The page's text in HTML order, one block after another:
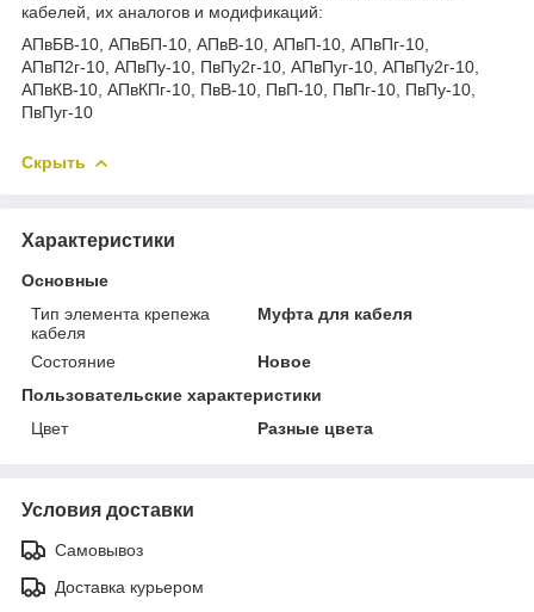
кабелей, их аналогов и модификаций:
АПвБВ-10, АПвБП-10, АПвВ-10, АПвП-10, АПвПг-10,
АПвП2г-10, АПвПу-10, ПвПу2г-10, АПвПуг-10, АПвПу2г-10,
АПвКВ-10, АПвКПг-10, ПвВ-10, ПвП-10, ПвПг-10, ПвПу-10,
ПвПуг-10
Скрыть
Характеристики
Основные
Тип элемента крепежа
кабеля
Муфта для кабеля
Состояние
Новое
Пользовательские характеристики
Цвет
Разные цвета
Условия доставки
Самовывоз
Доставка курьером